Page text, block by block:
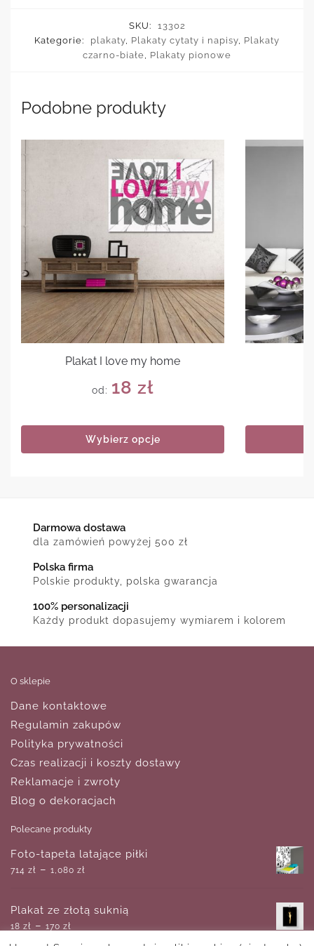
SKU:
13302
Kategorie:
plakaty, Plakaty cytaty i napisy, Plakaty
czarno-białe, Plakaty pionowe
Podobne produkty
Plakat I love my home
od: 18 zł
Wybierz opcje
Darmowa dostawa
dla zamówień powyżej 500 zł
Polska firma
Polskie produkty, polska gwarancja
100% personalizacji
Każdy produkt dopasujemy wymiarem i kolorem
O sklepie
Dane kontaktowe
Regulamin zakupów
Polityka prywatności
Czas realizacji i koszty dostawy
Reklamacje i zwroty
Blog o dekoracjach
Polecane produkty
Foto-tapeta latające piłki
714 zł – 1,080 zł
Plakat ze złotą suknią
18 zł – 170 zł